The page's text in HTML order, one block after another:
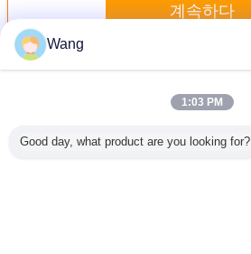
계속하다
더 많은 것
Wang
1:03 PM
Good day, what product are you looking for?